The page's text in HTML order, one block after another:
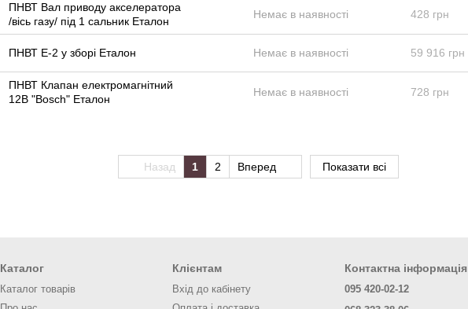
ПНВТ Вал приводу акселератора
/вісь газу/ під 1 сальник Еталон
Немає в наявності 428 грн
ПНВТ Е-2 у зборі Еталон Немає в наявності 59 916 грн
ПНВТ Клапан електромагнітний
12В "Bosch" Еталон
Немає в наявності 728 грн
Назад 1 2 Вперед Показати всі
Каталог
Каталог товарів
Клієнтам
Вхід до кабінету
Контактна інформація
095 420-02-12